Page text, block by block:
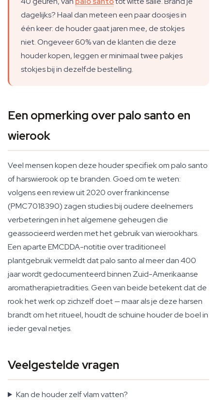
dagelijks? Haal dan meteen een paar doosjes in
één keer: de houder gaat jaren mee, de stokjes
niet. Ongeveer 60% van de klanten die deze
houder kopen, leggen er minimaal twee pakjes
stokjes bij in dezelfde bestelling.
Een opmerking over palo santo en
wierook
Veel mensen kopen deze houder specifiek om palo santo
of harswierook op te branden. Goed om te weten:
volgens een review uit 2020 over frankincense
(PMC7018390) zagen studies bij oudere deelnemers
verbeteringen in het algemene geheugen die
geassocieerd werden met het gebruik van wierookhars.
Een aparte EMCDDA-notitie over traditioneel
plantgebruik vermeldt dat palo santo al meer dan 400
jaar wordt gedocumenteerd binnen Zuid-Amerikaanse
aromatherapietradities. Geen van beide betekent dat de
rook het werk op zichzelf doet — maar als je deze harsen
brandt om het ritueel, houdt de schuine houder de boel in
ieder geval netjes.
Veelgestelde vragen
Kan de houder zelf vlam vatten?